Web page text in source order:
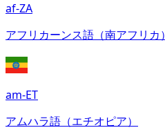
af-ZA
アフリカーンス語（南アフリカ）
am-ET
アムハラ語（エチオピア）